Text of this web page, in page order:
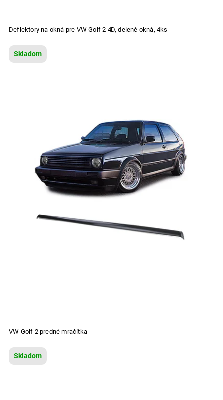
Deflektory na okná pre VW Golf 2 4D, delené okná, 4ks
Skladom
VW Golf 2 predné mračítka
Skladom